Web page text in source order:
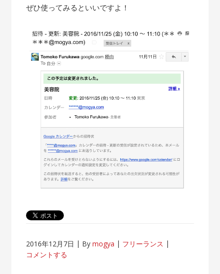
ぜひ使ってみるといいですよ！
2016年12月7日 Bymogya
フリーランス
コメントする